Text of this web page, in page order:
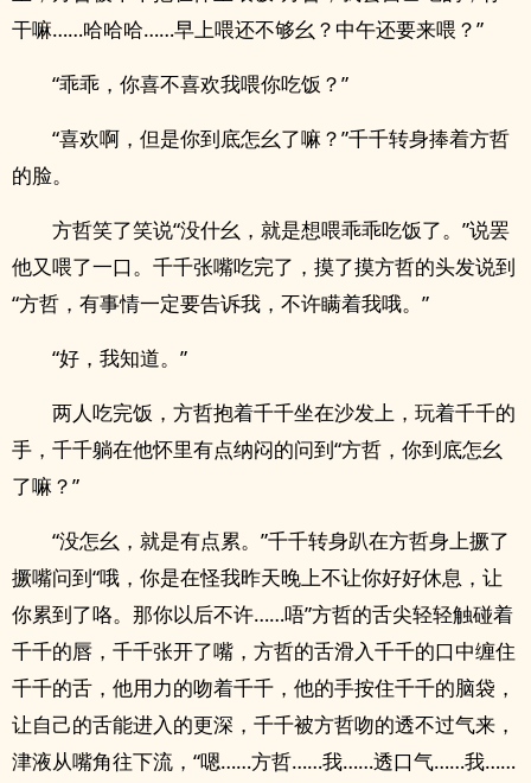
干嘛……哈哈哈……早上喂还不够幺？中午还要来喂？”
“乖乖，你喜不喜欢我喂你吃饭？”
“喜欢啊，但是你到底怎幺了嘛？”千千转身捧着方哲
的脸。
方哲笑了笑说“没什幺，就是想喂乖乖吃饭了。”说罢
他又喂了一口。千千张嘴吃完了，摸了摸方哲的头发说到
“方哲，有事情一定要告诉我，不许瞒着我哦。”
“好，我知道。”
两人吃完饭，方哲抱着千千坐在沙发上，玩着千千的
手，千千躺在他怀里有点纳闷的问到“方哲，你到底怎幺
了嘛？”
“没怎幺，就是有点累。”千千转身趴在方哲身上撅了
撅嘴问到“哦，你是在怪我昨天晚上不让你好好休息，让
你累到了咯。那你以后不许……唔”方哲的舌尖轻轻触碰着
千千的唇，千千张开了嘴，方哲的舌滑入千千的口中缠住
千千的舌，他用力的吻着千千，他的手按住千千的脑袋，
让自己的舌能进入的更深，千千被方哲吻的透不过气来，
津液从嘴角往下流，“嗯……方哲……我……透口气……我……